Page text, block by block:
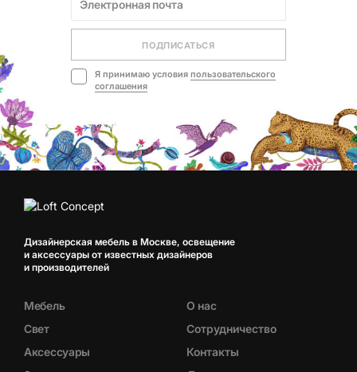
ПОДПИСАТЬСЯ
Я принимаю условия пользовательского
соглашения
Дизайнерская мебель в Москве, освещение
и аксессуары от известных дизайнеров
и производителей
Мебель
Свет
Аксессуары
О нас
Сотрудничество
Контакты